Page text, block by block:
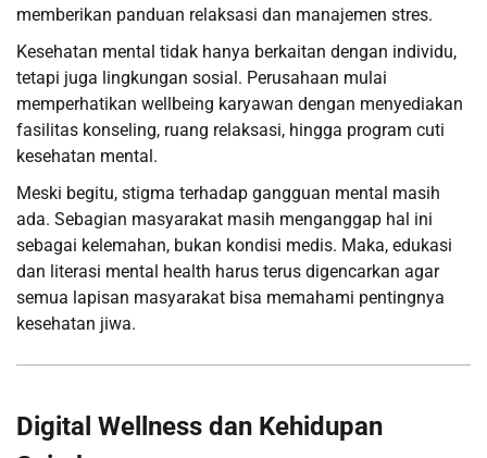
memberikan panduan relaksasi dan manajemen stres.
Kesehatan mental tidak hanya berkaitan dengan individu,
tetapi juga lingkungan sosial. Perusahaan mulai
memperhatikan wellbeing karyawan dengan menyediakan
fasilitas konseling, ruang relaksasi, hingga program cuti
kesehatan mental.
Meski begitu, stigma terhadap gangguan mental masih
ada. Sebagian masyarakat masih menganggap hal ini
sebagai kelemahan, bukan kondisi medis. Maka, edukasi
dan literasi mental health harus terus digencarkan agar
semua lapisan masyarakat bisa memahami pentingnya
kesehatan jiwa.
Digital Wellness dan Kehidupan